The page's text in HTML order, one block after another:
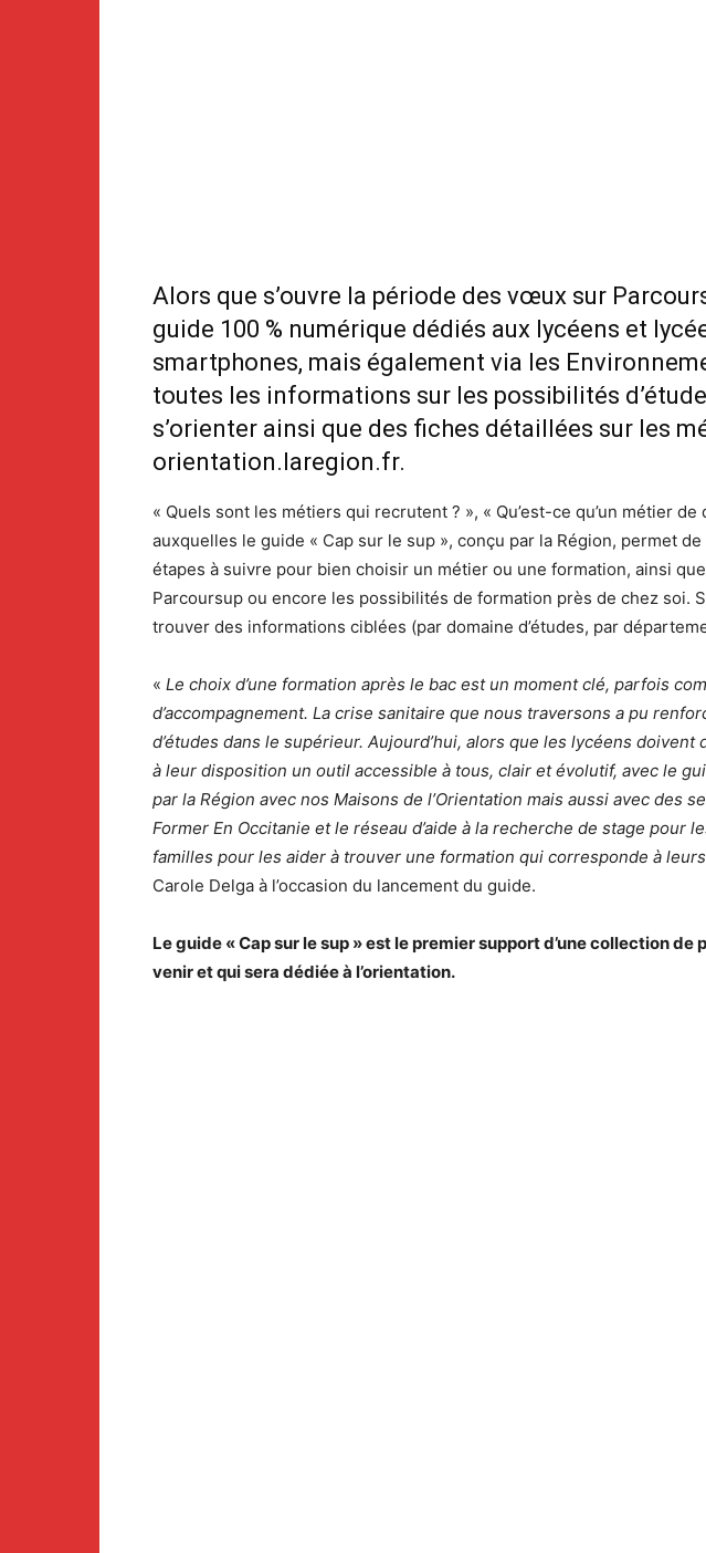
Alors que s’ouvre la période des vœux sur
guide 100 % numérique dédiés aux lycéens et
smartphones, mais également via les
toutes les informations sur les possibilités
s’orienter ainsi que des fiches détaillées sur les
orientation.laregion.fr.
« Quels sont les métiers qui recrutent ? », « Qu’est-ce qu’un métier
auxquelles le guide « Cap sur le sup », conçu par la Région, permet
étapes à suivre pour bien choisir un métier ou une formation, ainsi
Parcoursup ou encore les possibilités de formation près de chez soi.
trouver des informations ciblées (par domaine d’études, par
« Le choix d’une formation après le bac est un moment clé, parfois
d’accompagnement. La crise sanitaire que nous traversons a pu
d’études dans le supérieur. Aujourd’hui, alors que les lycéens
à leur disposition un outil accessible à tous, clair et évolutif, avec le
par la Région avec nos Maisons de l’Orientation mais aussi avec des
Former En Occitanie et le réseau d’aide à la recherche de stage
familles pour les aider à trouver une formation qui corresponde à
Carole Delga à l’occasion du lancement du guide.
Le guide « Cap sur le sup » est le premier support d’une collection
venir et qui sera dédiée à l’orientation.